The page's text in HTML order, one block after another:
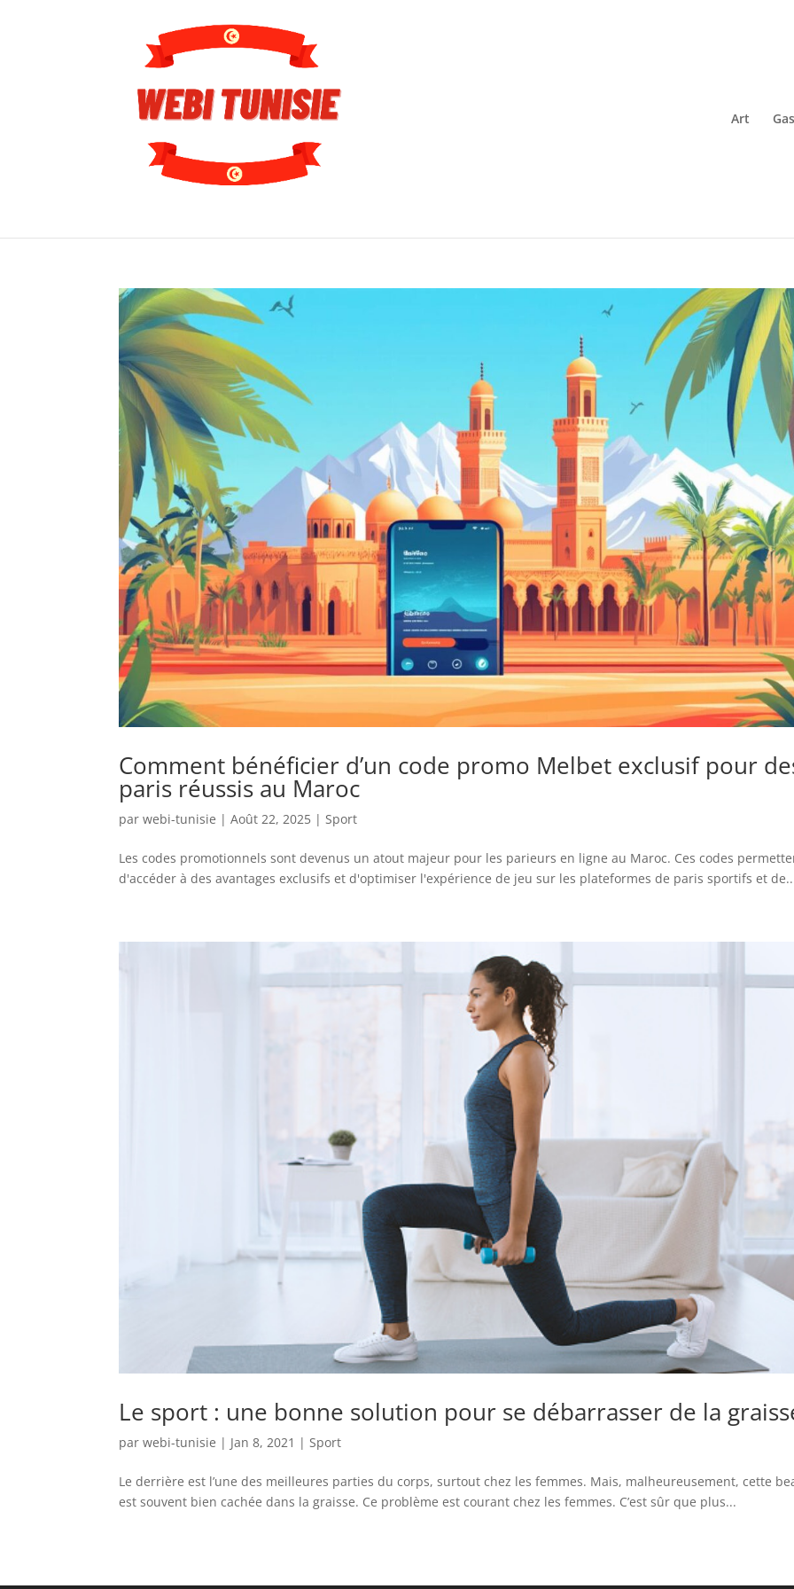
Art
Comment bénéficier d’un code promo Melbet exclusif pour
paris réussis au Maroc
parwebi-tunisie |Août 22, 2025 | Sport
Les codes promotionnels sont devenus un atout majeur pour les parieurs en ligne au Maroc. Ces codes
d'accéder à des avantages exclusifs et d'optimiser l'expérience de jeu sur les plateformes de paris sportifs et
Le sport : une bonne solution pour se débarrasser de la
parwebi-tunisie | Jan 8, 2021 | Sport
Le derrière est l’une des meilleures parties du corps, surtout chez les femmes. Mais, malheureusement, cette
est souvent bien cachée dans la graisse. Ce problème est courant chez les femmes. C’est sûr que plus...